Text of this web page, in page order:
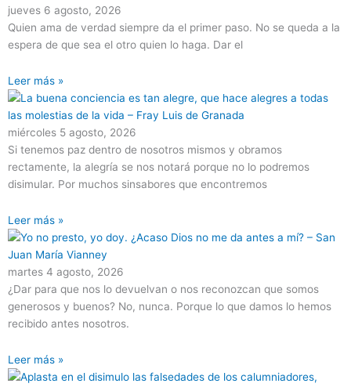
jueves 6 agosto, 2026
Quien ama de verdad siempre da el primer paso. No se queda a la
espera de que sea el otro quien lo haga. Dar el
Leer más »
miércoles 5 agosto, 2026
Si tenemos paz dentro de nosotros mismos y obramos
rectamente, la alegría se nos notará porque no lo podremos
disimular. Por muchos sinsabores que encontremos
Leer más »
martes 4 agosto, 2026
¿Dar para que nos lo devuelvan o nos reconozcan que somos
generosos y buenos? No, nunca. Porque lo que damos lo hemos
recibido antes nosotros.
Leer más »